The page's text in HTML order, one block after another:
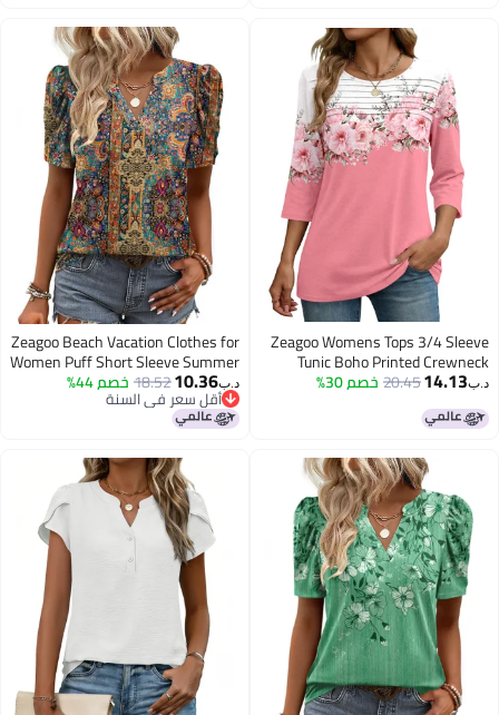
Zeagoo Womens Tops 3/4 Sleeve
Tunic Boho Printed Crewneck
Tshirt Shirt Spring Summer
Clothes Business Blouse Dressy
Casual
د.ب‏14.13
20.45خصم 30%
Zeagoo Beach Vacation Clothes for
Women Puff Short Sleeve Summer
Tops V Neck Dressy Casual
Blouses Boho Cute Shirts
د.ب‏10.36
18.52خصم 44%
أقل سعر في السنة
أقل سعر في السنة